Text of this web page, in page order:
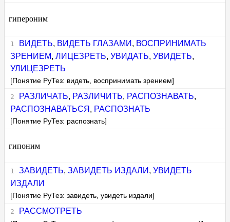
гипероним
ВИДЕТЬ, ВИДЕТЬ ГЛАЗАМИ , ВОСПРИНИМАТЬ
ЗРЕНИЕМ,ЛИЦЕЗРЕТЬ,УВИДАТЬ,УВИДЕТЬ,
УЛИЦЕЗРЕТЬ
[Понятие РуТез: видеть, воспринимать зрением]
РАЗЛИЧАТЬ, РАЗЛИЧИТЬ, РАСПОЗНАВАТЬ,
РАСПОЗНАВАТЬСЯ , РАСПОЗНАТЬ
[Понятие РуТез: распознать]
гипоним
ЗАВИДЕТЬ, ЗАВИДЕТЬ ИЗДАЛИ , УВИДЕТЬ
ИЗДАЛИ
[Понятие РуТез: завидеть, увидеть издали]
РАССМОТРЕТЬ